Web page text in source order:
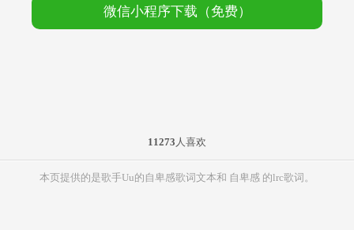
微信小程序下载（免费）
11273 人喜欢
本页提供的是歌手Uu的自卑感歌词文本和 自卑感 的lrc歌词。